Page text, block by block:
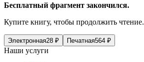
Бесплатный фрагмент закончился.
Купите книгу, чтобы продолжить чтение.
Электронная28 ₽ Печатная564 ₽
Наши услуги